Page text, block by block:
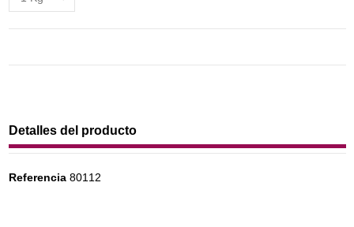
Detalles del producto
Referencia 80112